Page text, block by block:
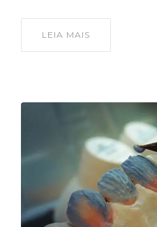
LEIA MAIS